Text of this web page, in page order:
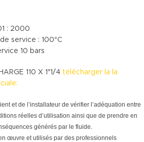
: 2000
service : 100°C
10 bars
110 X 1″1/4 télécharger la la
et de l’installateur de vérifier l’adéquation entre
réelles d’utilisation ainsi que de prendre en
générés par le fluide.
œuvre et utilisés par des professionnels